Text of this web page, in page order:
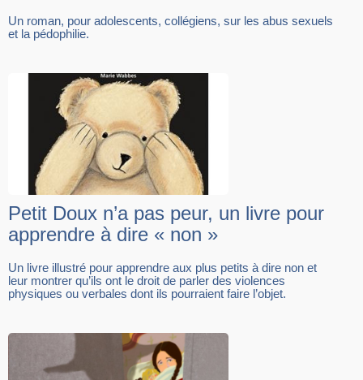
Un roman, pour adolescents, collégiens, sur les abus sexuels
et la pédophilie.
Petit Doux n’a pas peur, un livre pour
apprendre à dire « non »
Un livre illustré pour apprendre aux plus petits à dire non et
leur montrer qu’ils ont le droit de parler des violences
physiques ou verbales dont ils pourraient faire l’objet.